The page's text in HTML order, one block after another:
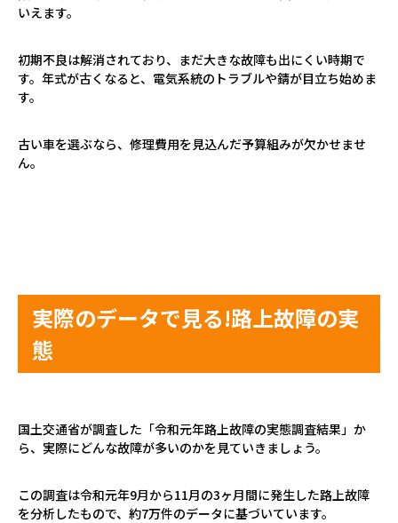
いえます。
初期不良は解消されており、まだ大きな故障も出にくい時期で
す。年式が古くなると、電気系統のトラブルや錆が目立ち始めま
す。
古い車を選ぶなら、修理費用を見込んだ予算組みが欠かせませ
ん。
実際のデータで見る!路上故障の実
態
国土交通省が調査した「令和元年路上故障の実態調査結果」か
ら、実際にどんな故障が多いのかを見ていきましょう。
この調査は令和元年9月から11月の3ヶ月間に発生した路上故障
を分析したもので、約7万件のデータに基づいています。